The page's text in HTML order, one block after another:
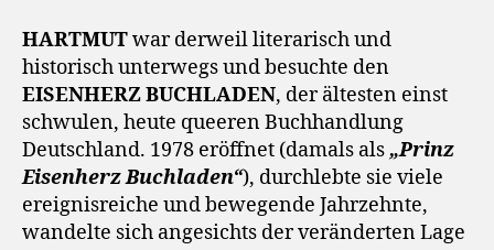
HARTMUTwar derweil literarisch und
historisch unterwegs und besuchte den
EISENHERZ BUCHLADEN, der ältesten einst
schwulen, heute queeren Buchhandlung
Deutschland. 1978 eröffnet (damals als „Prinz
Eisenherz Buchladen“), durchlebte sie viele
ereignisreiche und bewegende Jahrzehnte,
wandelte sich angesichts der veränderten Lage